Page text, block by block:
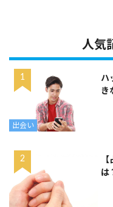
人気
出会い
ハ
き
は